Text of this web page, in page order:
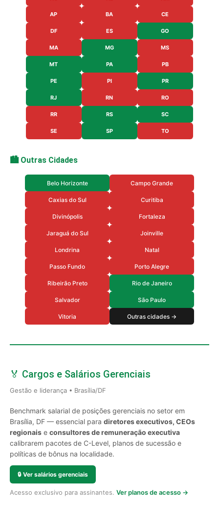
AP BA CE
DF ES GO
MA MG MS
MT PA PB
PE PI PR
RJ RN RO
RR RS SC
SE SP TO
🏙️ Outras Cidades
Belo Horizonte Campo Grande
Caxias do Sul Curitiba
Divinópolis Fortaleza
Jaraguá do Sul Joinville
Londrina Natal
Passo Fundo Porto Alegre
Ribeirão Preto Rio de Janeiro
Salvador São Paulo
Vitoria Outras cidades →
🏅 Cargos e Salários Gerenciais
Gestão e liderança • Brasília/DF
Benchmark salarial de posições gerenciais no setor em
Brasília, DF — essencial para diretores executivos, CEOs
regionais e consultores de remuneração executiva
calibrarem pacotes de C-Level, planos de sucessão e
políticas de bônus na localidade.
🔒 Ver salários gerenciais
Acesso exclusivo para assinantes. Ver planos de acesso →